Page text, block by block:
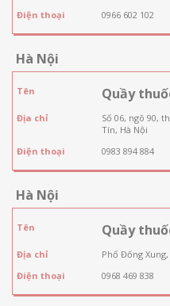
Điện thoại
0966 602 102
Hà Nội
Tên Quầy
Địa chỉ
Số 06, ngõ 90,
Tín, Hà Nội
Điện thoại
0983 894 884
Hà Nội
Tên Quầy
Địa chỉ
Phố Đống
Điện thoại
0968 469 838